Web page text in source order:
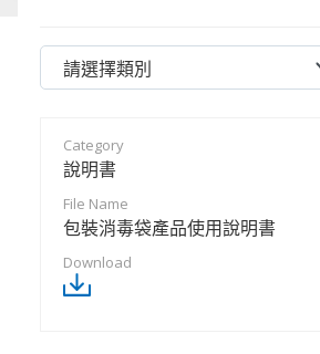
說明書
包裝消毒袋產品使用說明書